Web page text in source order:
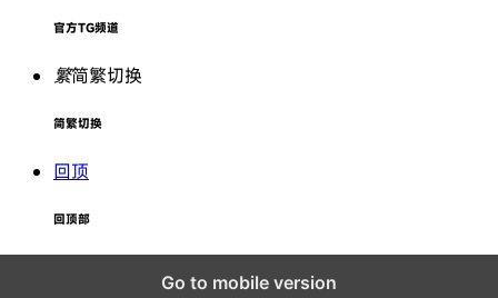
官方TG频道
繁简繁切换
简繁切换
回顶
回顶部
Go to mobile version